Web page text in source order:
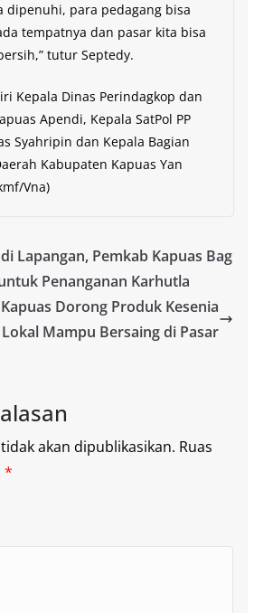
para pedagang bisa
tempatnya dan pasar kita bisa
tutur Septedy.
Kepala Dinas Perindagkop dan
Apendi, Kepala SatPol PP
Syahripin dan Kepala Bagian
Kabupaten Kapuas Yan
Vna)
Lapangan, Pemkab Kapuas Bag
Penanganan Karhutla
Dorong Produk Kesenia
Mampu Bersaing di Pasar
akan dipublikasikan. Ruas
*